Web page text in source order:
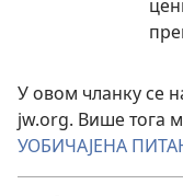
У овом чланку се
jw.org. Више тога
УОБИЧАЈЕНА